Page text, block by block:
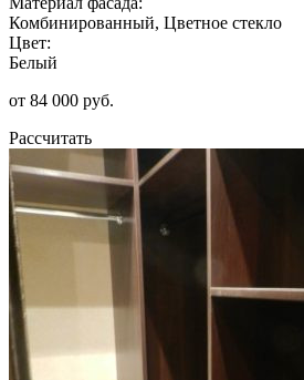
Комбинированный, Цветное стекло
Цвет:
Белый
от 84 000 руб.
Рассчитать